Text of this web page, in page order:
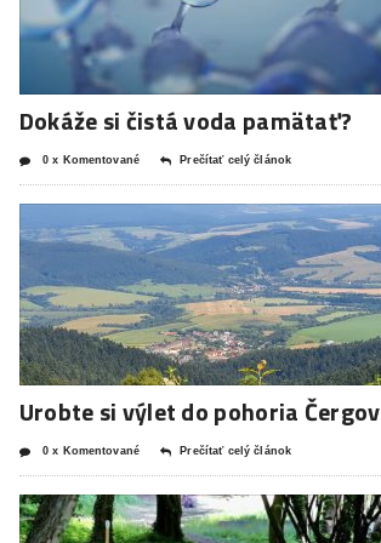
Dokáže si čistá voda pamätať?
0 x Komentované Prečítať celý článok
Urobte si výlet do pohoria Čergov
0 x Komentované Prečítať celý článok